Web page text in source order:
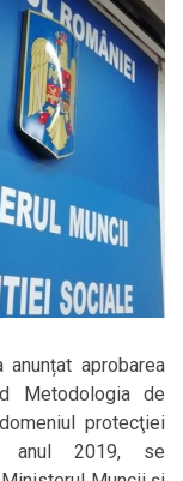
aprobarea
Metodologia de
protecţiei
anul 2019, se